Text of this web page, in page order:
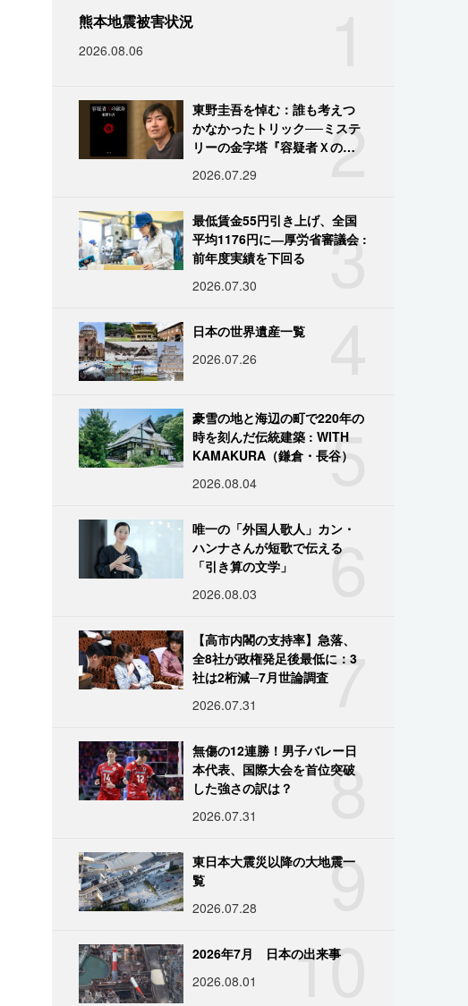
熊本地震被害状況
2026.08.06
2
東野圭吾を悼む：誰も考えつ
かなかったトリック──ミステ
リーの金字塔『容疑者Ｘの献
2026.07.29
3
最低賃金55円引き上げ、全国
平均1176円に―厚労省審議会 :
前年度実績を下回る
2026.07.30
日本の世界遺産一覧
2026.07.26
5
豪雪の地と海辺の町で220年の
時を刻んだ伝統建築 : WITH
KAMAKURA（鎌倉・長谷）
2026.08.04
6
唯一の「外国人歌人」カン・
ハンナさんが短歌で伝える
「引き算の文学」
2026.08.03
7
【高市内閣の支持率】急落、
全8社が政権発足後最低に：3
社は2桁減─7月世論調査
2026.07.31
8
無傷の12連勝！男子バレー日
本代表、国際大会を首位突破
した強さの訳は？
2026.07.31
9
東日本大震災以降の大地震一
覧
2026.07.28
10
2026年7月 日本の出来事
2026.08.01